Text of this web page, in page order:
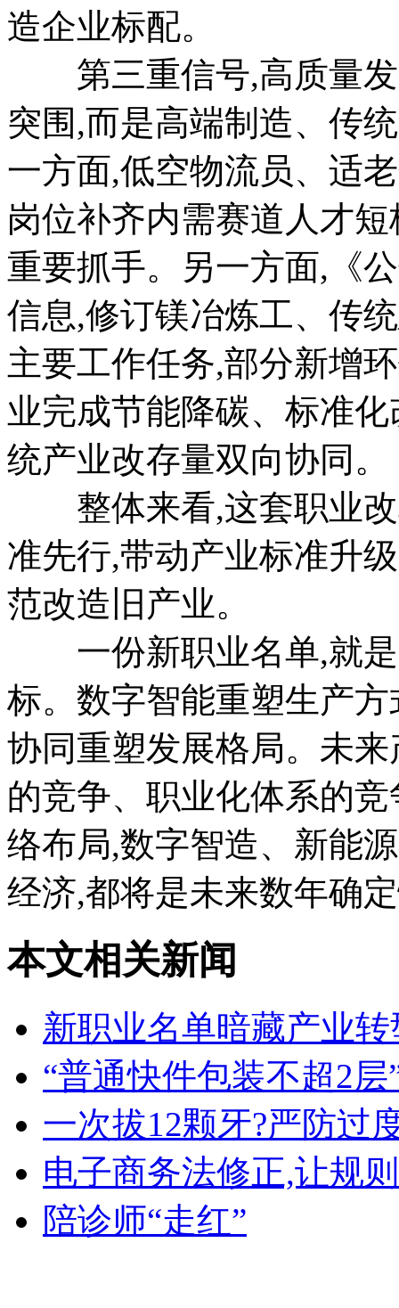
造企业标配。
第三重信号,高质量发
突围,而是高端制造、传
一方面,低空物流员、适
岗位补齐内需赛道人才
重要抓手。另一方面,《
信息,修订镁冶炼工、传
主要工作任务,部分新增
业完成节能降碳、标准
统产业改存量双向协同。
整体来看,这套职业
准先行,带动产业标准升
范改造旧产业。
一份新职业名单,就是
标。数字智能重塑生产
协同重塑发展格局。未
的竞争、职业化体系的
络布局,数字智造、新能
经济,都将是未来数年确
本文相关新闻
新职业名单暗藏产业
“普通快件包装不超2
一次拔12颗牙?严防过
电子商务法修正,让规
陪诊师“走红”